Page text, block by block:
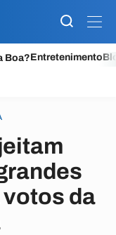
Boa?Entretenimento
da